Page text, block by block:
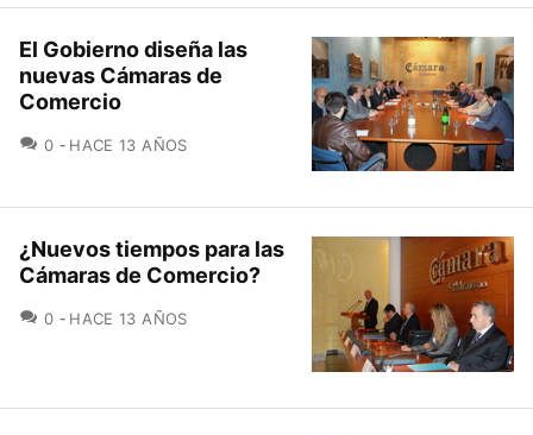
El Gobierno diseña las
nuevas Cámaras de
Comercio
0 COMENTARIOS
HACE 13 AÑOS
¿Nuevos tiempos para las
Cámaras de Comercio?
0 COMENTARIOS
HACE 13 AÑOS